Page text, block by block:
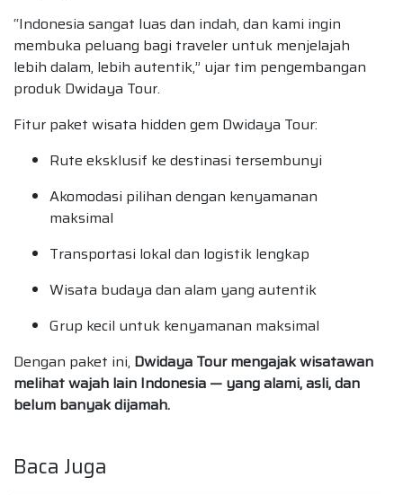
“Indonesia sangat luas dan indah, dan kami ingin
membuka peluang bagi traveler untuk menjelajah
lebih dalam, lebih autentik,” ujar tim pengembangan
produk Dwidaya Tour.
Fitur paket wisata hidden gem Dwidaya Tour:
Rute eksklusif ke destinasi tersembunyi
Akomodasi pilihan dengan kenyamanan
maksimal
Transportasi lokal dan logistik lengkap
Wisata budaya dan alam yang autentik
Grup kecil untuk kenyamanan maksimal
Dengan paket ini, Dwidaya Tour mengajak wisatawan
melihat wajah lain Indonesia — yang alami, asli, dan
belum banyak dijamah.
Baca Juga